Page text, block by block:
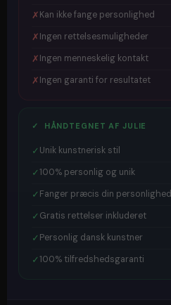
✗Kan ikke fange personlighed
✗Ingen rettelsesmuligheder
✗Ingen menneskelig kontakt
✗Ingen garanti for resultatet
✓ HÅNDTEGNET AF JULIE
✓ Unik kunstnerisk stil
✓100% personlig og unik
✓Fanger præcis din personlighed
✓Gratis rettelser inkluderet
✓Personlig dansk kunstner
✓100% tilfredshedsgaranti